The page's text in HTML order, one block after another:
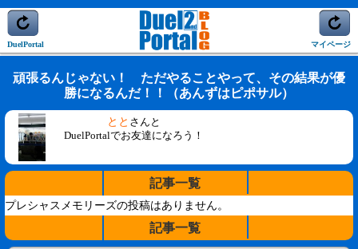
DuelPortal マイページ
頑張るんじゃない！ ただやることやって、その結果が優
勝になるんだ！！（あんずはピポサル）
とと さんと
DuelPortalでお友達になろう！
記事一覧
プレシャスメモリーズの投稿はありません。
記事一覧